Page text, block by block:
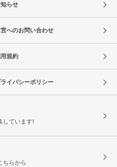
知らせ
へのお問い合わせ
規約
ライバシーポリシー
しています!
ちらから